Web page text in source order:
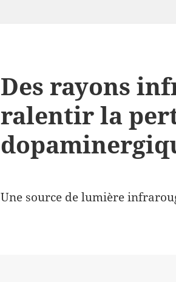
Des rayons
ralentir la
Une source de lumière